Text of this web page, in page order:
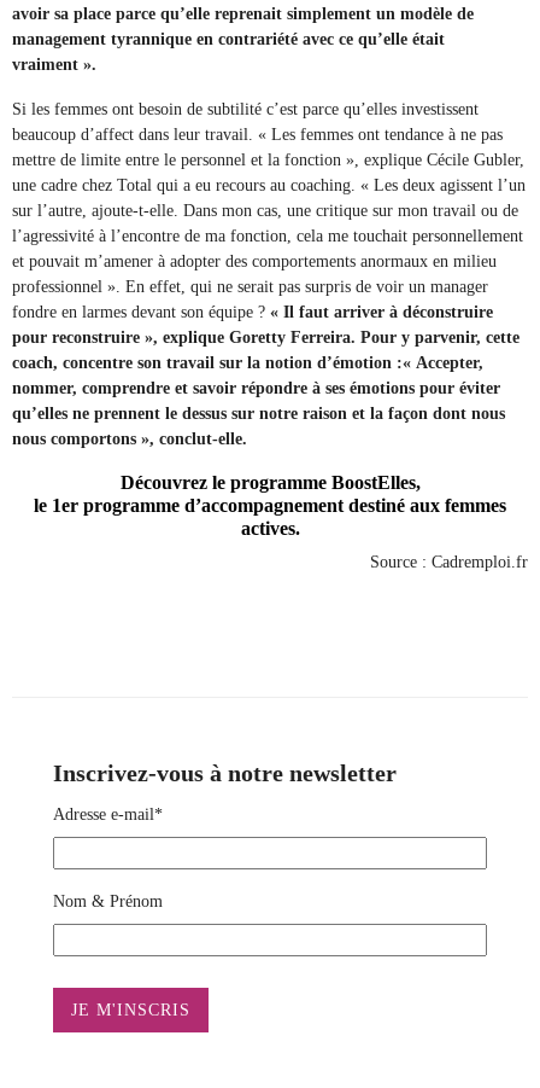
avoir sa place parce qu’elle reprenait simplement un modèle de
management tyrannique en contrariété avec ce qu’elle était
vraiment ».
Si les femmes ont besoin de subtilité c’est parce qu’elles investissent
beaucoup d’affect dans leur travail. « Les femmes ont tendance à ne pas
mettre de limite entre le personnel et la fonction », explique Cécile Gubler,
une cadre chez Total qui a eu recours au coaching. « Les deux agissent l’un
sur l’autre, ajoute-t-elle. Dans mon cas, une critique sur mon travail ou de
l’agressivité à l’encontre de ma fonction, cela me touchait personnellement
et pouvait m’amener à adopter des comportements anormaux en milieu
professionnel ». En effet, qui ne serait pas surpris de voir un manager
fondre en larmes devant son équipe ? « Il faut arriver à déconstruire
pour reconstruire », explique Goretty Ferreira. Pour y parvenir, cette
coach, concentre son travail sur la notion d’émotion :« Accepter,
nommer, comprendre et savoir répondre à ses émotions pour éviter
qu’elles ne prennent le dessus sur notre raison et la façon dont nous
nous comportons », conclut-elle.
Découvrez le programme BoostElles,
le 1er programme d’accompagnement destiné aux femmes
actives.
Source : Cadremploi.fr
Inscrivez-vous à notre newsletter
Adresse e-mail*
Nom & Prénom